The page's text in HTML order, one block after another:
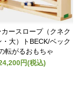
カースロープ（クネク
・大）トBECK/ベック
転がるおもちゃ
円(税込)